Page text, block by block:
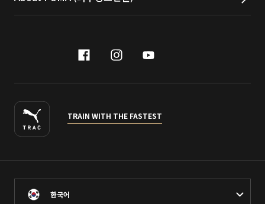
facebook
instagram
youtube
TRAIN WITH THE FASTEST
한국어